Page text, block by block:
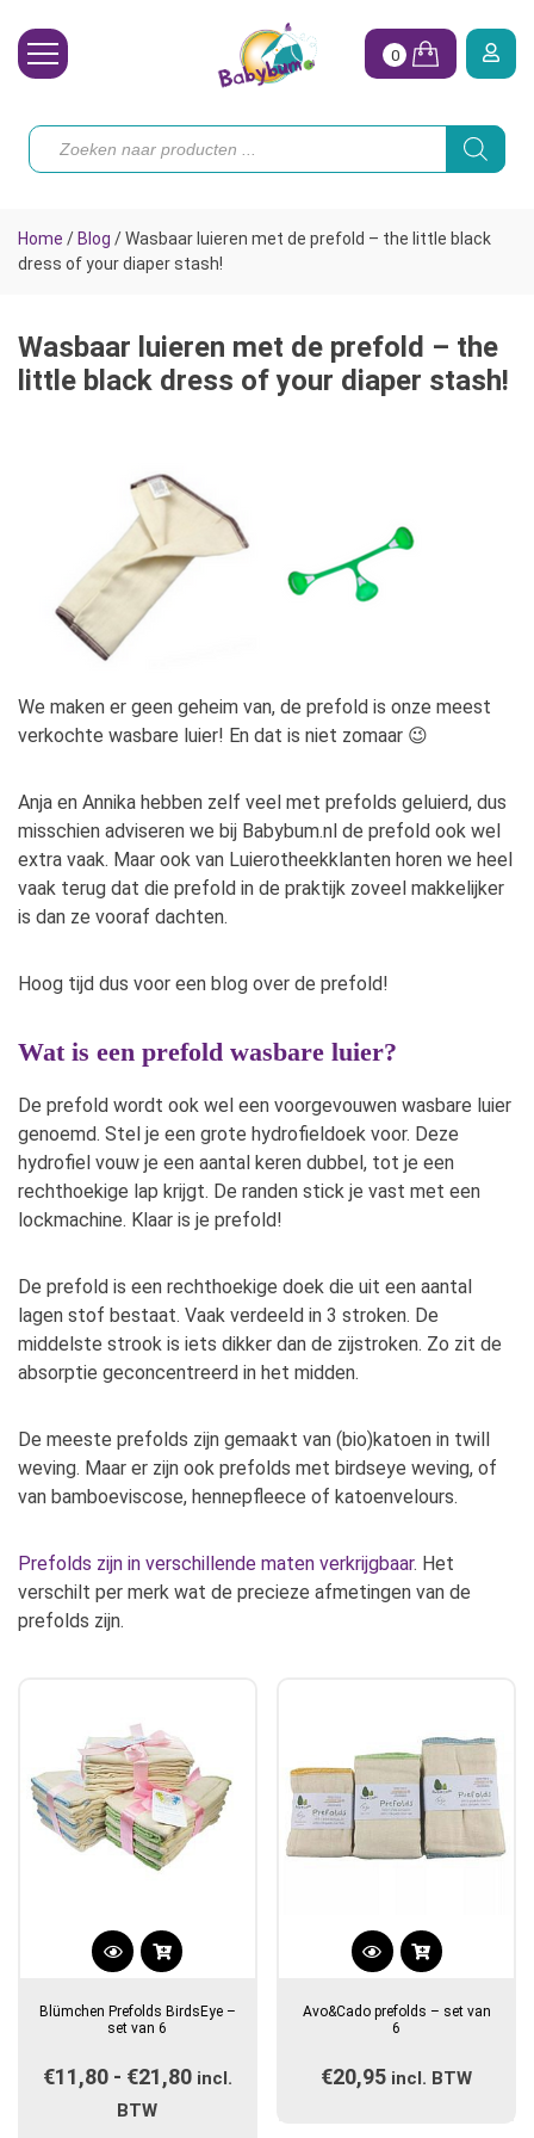
Toebehoren
Vrouw
Onze merken
0
Producten
zoeken
Home / Blog /Wasbaar luieren met de prefold – the little black
dress of your diaper stash!
Wasbaar luieren met de prefold – the
little black dress of your diaper stash!
We maken er geen geheim van, de prefold is onze meest
verkochte wasbare luier! En dat is niet zomaar 😉
Anja en Annika hebben zelf veel met prefolds geluierd, dus
misschien adviseren we bij Babybum.nl de prefold ook wel
extra vaak. Maar ook van Luierotheekklanten horen we heel
vaak terug dat die prefold in de praktijk zoveel makkelijker
is dan ze vooraf dachten.
Hoog tijd dus voor een blog over de prefold!
Wat is een prefold wasbare luier?
De prefold wordt ook wel een voorgevouwen wasbare luier
genoemd. Stel je een grote hydrofieldoek voor. Deze
hydrofiel vouw je een aantal keren dubbel, tot je een
rechthoekige lap krijgt. De randen stick je vast met een
lockmachine. Klaar is je prefold!
De prefold is een rechthoekige doek die uit een aantal
lagen stof bestaat. Vaak verdeeld in 3 stroken. De
middelste strook is iets dikker dan de zijstroken. Zo zit de
absorptie geconcentreerd in het midden.
De meeste prefolds zijn gemaakt van (bio)katoen in twill
weving. Maar er zijn ook prefolds met birdseye weving, of
van bamboeviscose, hennepfleece of katoenvelours.
Prefolds zijn in verschillende maten verkrijgbaar. Het
verschilt per merk wat de precieze afmetingen van de
prefolds zijn.
Dit
heeft
variaties.
Deze
Blümchen Prefolds BirdsEye –
set van 6
€11,80 - €21,80Prijsklasse:
incl.
BTW
Dit
heeft
variaties.
Avo&Cado prefolds – set van
6
€20,95 incl. BTW